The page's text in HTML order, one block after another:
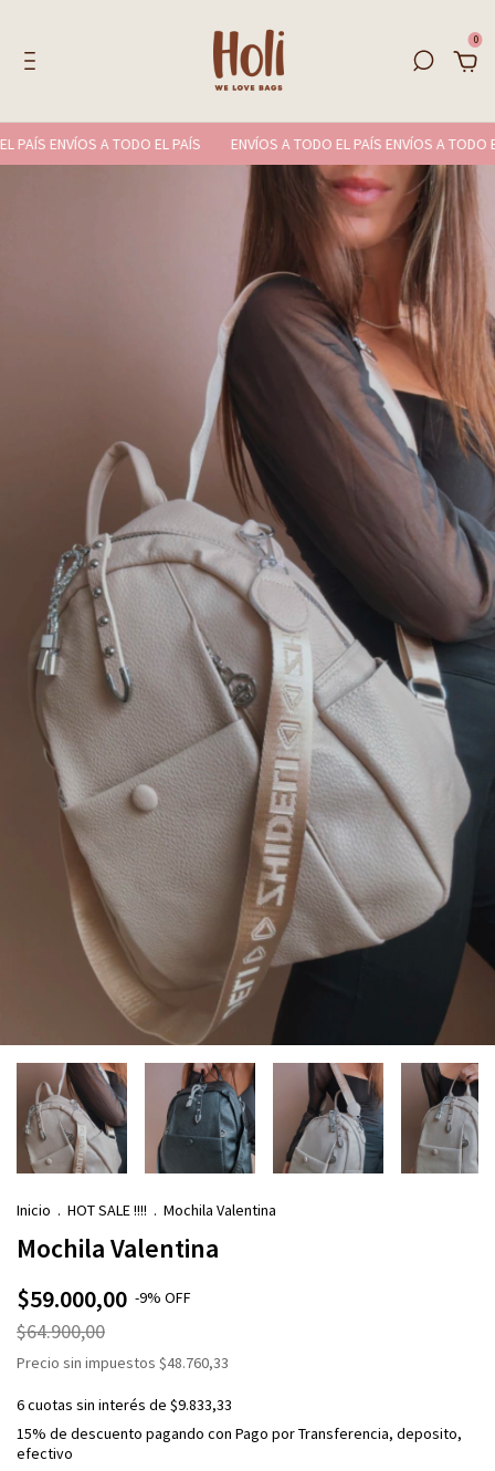
0
ENVÍOS A TODO EL PAÍS ENVÍOS A TODO EL PAÍS ENVÍOS A TODO EL
Inicio . HOT SALE !!!! . Mochila Valentina
Mochila Valentina
$59.000,00 -9% OFF
$64.900,00
Precio sin impuestos $48.760,33
6cuotas sin interés de $9.833,33
15% de descuento pagando con Pago por Transferencia, deposito,
efectivo